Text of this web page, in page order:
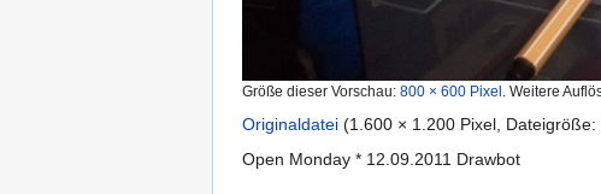
Größe dieser Vorschau: 800 × 600 Pixel Weitere
Originaldatei (1.600 × 1.200 Pixel, Dateigröße:
Open Monday * 12.09.2011 Drawbot